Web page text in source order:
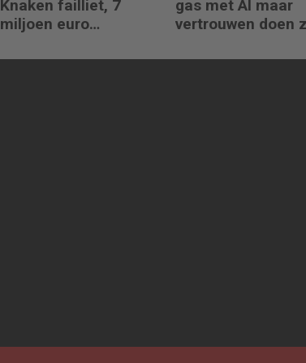
Knaken failliet, 7
miljoen euro
gas met AI maar
vertrouwen doen